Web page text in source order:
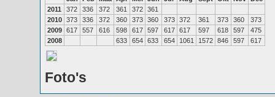
2011
372 336 372 361 372 361
2010 373 336 372 360 373 360 373 372 361 373 360
373
2009 617 557 616 598 617 597 617 617 597 618 597
475
2008
633 654 633 654 1061 1572 846 597 617
Foto's